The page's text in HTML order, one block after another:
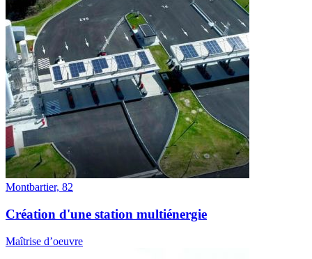
Montbartier, 82
Création d'une station multiénergie
Maîtrise d’oeuvre